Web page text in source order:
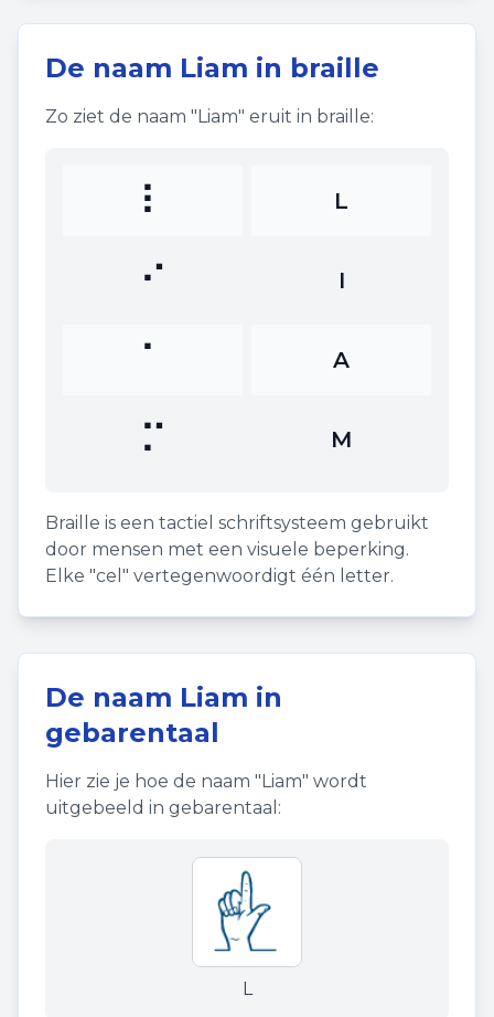
De naam Liam in braille
Zo ziet de naam "Liam" eruit in braille:
⠇ L
⠊ I
⠁ A
⠍ M
Braille is een tactiel schriftsysteem gebruikt
door mensen met een visuele beperking.
Elke "cel" vertegenwoordigt één letter.
De naam Liam in
gebarentaal
Hier zie je hoe de naam "Liam" wordt
uitgebeeld in gebarentaal:
L